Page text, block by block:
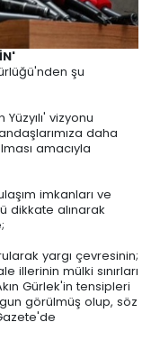
şu
Yüzyılı' vizyonu
daha
amacıyla
imkanları ve
dikkate alınarak
yargı çevresinin;
illerinin mülki sınırları
Gürlek'in tensipleri
görülmüş olup, söz